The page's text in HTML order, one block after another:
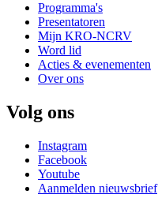
Programma's
Presentatoren
Mijn KRO-NCRV
Word lid
Acties & evenementen
Over ons
Volg ons
Instagram
Facebook
Youtube
Aanmelden nieuwsbrief